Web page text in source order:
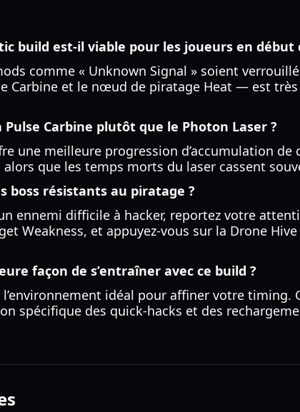
build est-il viable pour les joueurs en début
comme « Unknown Signal » soient
Carbine et le nœud de piratage Heat — est
Pulse Carbine plutôt que le Photon Laser ?
une meilleure progression d’accumulation
que les temps morts du laser cassent
boss résistants au piratage ?
ennemi difficile à hacker, reportez votre
Weakness, et appuyez-vous sur la Drone
façon de s’entraîner avec ce build ?
l’environnement idéal pour affiner votre
spécifique des quick-hacks et des